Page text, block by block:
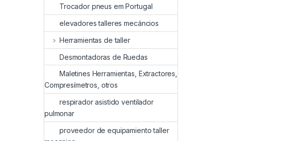
Trocador pneus em Portugal
elevadores talleres mecáncios
Herramientas de taller
Desmontadoras de Ruedas
Maletines Herramientas, Extractores,
Compresímetros, otros
respirador asistido ventilador
pulmonar
proveedor de equipamiento taller